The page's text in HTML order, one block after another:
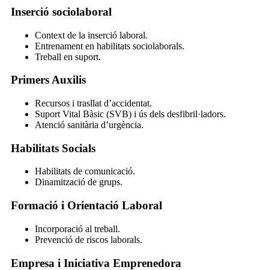
Inserció sociolaboral
Context de la inserció laboral.
Entrenament en habilitats sociolaborals.
Treball en suport.
Primers Auxilis
Recursos i trasllat d’accidentat.
Suport Vital Bàsic (SVB) i ús dels desfibril·ladors.
Atenció sanitària d’urgència.
Habilitats Socials
Habilitats de comunicació.
Dinamització de grups.
Formació i Orientació Laboral
Incorporació al treball.
Prevenció de riscos laborals.
Empresa i Iniciativa Emprenedora